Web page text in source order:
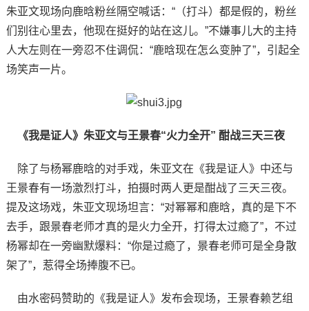
朱亚文现场向鹿晗粉丝隔空喊话：“（打斗）都是假的，粉丝
们别往心里去，他现在挺好的站在这儿。”不嫌事儿大的主持
人大左则在一旁忍不住调侃：“鹿晗现在怎么变肿了”，引起全
场笑声一片。
《我是证人》朱亚文与王景春“火力全开” 酣战三天三夜
除了与杨幂鹿晗的对手戏，朱亚文在《我是证人》中还与
王景春有一场激烈打斗，拍摄时两人更是酣战了三天三夜。
提及这场戏，朱亚文现场坦言：“对幂幂和鹿晗，真的是下不
去手，跟景春老师才真的是火力全开，打得太过瘾了”，不过
杨幂却在一旁幽默爆料：“你是过瘾了，景春老师可是全身散
架了”，惹得全场捧腹不已。
由水密码赞助的《我是证人》发布会现场，王景春赖艺组